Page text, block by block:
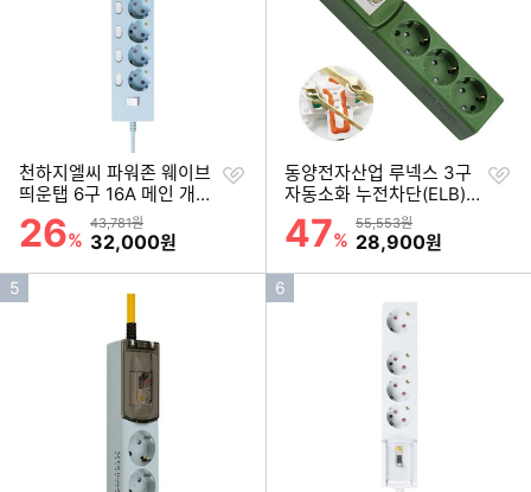
천하지엘씨 파워존 웨이브
띄운탭 6구 16A 메인 개별
스위치 자동소화 멀티탭 (1.
5m)
할인률
26%
상품금액
43,781원
할인금액
32,000원
찜
동양전자산업 루넥스 3구
자동소화 누전차단(ELB)
고용량 멀티탭 카키 (3m)
할인률
47%
상품금액
55,553원
할인금액
28,900원
찜
인
5
인
6